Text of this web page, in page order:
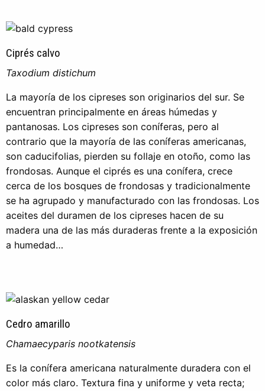
Ciprés calvo
Taxodium distichum
La mayoría de los cipreses son originarios del sur. Se
encuentran principalmente en áreas húmedas y
pantanosas. Los cipreses son coníferas, pero al
contrario que la mayoría de las coníferas americanas,
son caducifolias, pierden su follaje en otoño, como las
frondosas. Aunque el ciprés es una conífera, crece
cerca de los bosques de frondosas y tradicionalmente
se ha agrupado y manufacturado con las frondosas. Los
aceites del duramen de los cipreses hacen de su
madera una de las más duraderas frente a la exposición
a humedad…
Cedro amarillo
Chamaecyparis nootkatensis
Es la conífera americana naturalmente duradera con el
color más claro. Textura fina y uniforme y veta recta;